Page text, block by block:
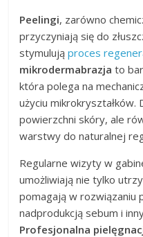
Peelingi, zarówno
przyczyniają się do
stymulująproces
mikrodermabrazja to
która polega na
użyciu mikrokryształków.
powierzchni skóry, ale
warstwy do naturalnej
Regularne wizyty w
umożliwiają nie tylko
pomagają w rozwiązaniu
nadprodukcją sebum i
Profesjonalna